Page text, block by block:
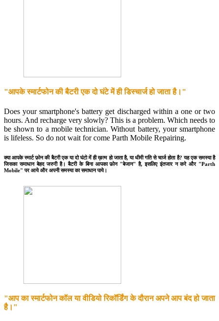
"आपके स्मार्टफोन की बैटरी एक दो घंटे में ही डिस्चार्ज हो जाता है।"
Does your smartphone's battery get discharged within a one or two
hours. And recharge very slowly? This is a problem. Which needs to
be shown to a mobile technician. Without battery, your smartphone
is lifeless. So do not wait for come Parth Mobile Repairing.
क्या आपके स्मार्ट फ़ोन की बैटरी एक या दो घंटो में ही ख़त्म हो जाता है, या धीमी गति से चार्ज होता है? यह एक समस्या है
जिसका समाधान बेहद जरुरी है। बैटरी के बिना आपका फ़ोन "बेजान" है, इसलिए इंतजार न करे और "Parth
Mobile" पर आये और अपनी समस्या का समाधान पाये।
"आप का स्मार्टफोन कॉल या वीडियो रिकॉर्डिंग के दौरान अपने आप बंद हो जाता
है।"